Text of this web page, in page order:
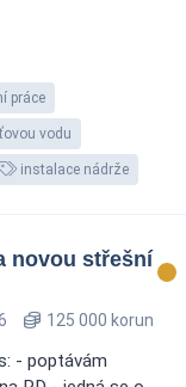
práce
vodu
instalace nádrže
novou střešní
125 000 korun
- poptávám